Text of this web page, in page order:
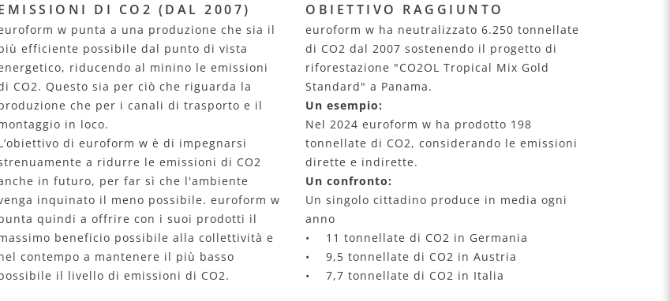
DI CO2 (DAL 2007)
w punta a una produzione che sia il
efficiente possibile dal punto di vista
riducendo al minino le emissioni
CO2. Questo sia per ciò che riguarda la
che per i canali di trasporto e il
in loco.
di euroform w è di impegnarsi
a ridurre le emissioni di CO2
in futuro, per far sì che l'ambiente
inquinato il meno possibile. euroform w
quindi a offrire con i suoi prodotti il
beneficio possibile alla collettività e
contempo a mantenere il più basso
il livello di emissioni di CO2.
OBIETTIVO RAGGIUNTO
euroform w ha neutralizzato 6.250 tonnellate
di CO2 dal 2007 sostenendo il progetto di
riforestazione "CO2OL Tropical Mix Gold
Standard" a Panama.
Un esempio:
Nel 2024 euroform w ha prodotto 198
tonnellate di CO2, considerando le emissioni
dirette e indirette.
Un confronto:
Un singolo cittadino produce in media ogni
anno
• 11 tonnellate di CO2 in Germania
• 9,5 tonnellate di CO2 in Austria
• 7,7 tonnellate di CO2 in Italia